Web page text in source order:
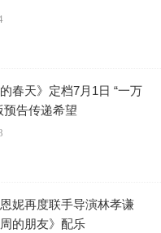
的春天》定档7月1日 “一万
预告传递希望
妮再度联手导演林孝谦
的朋友》配乐